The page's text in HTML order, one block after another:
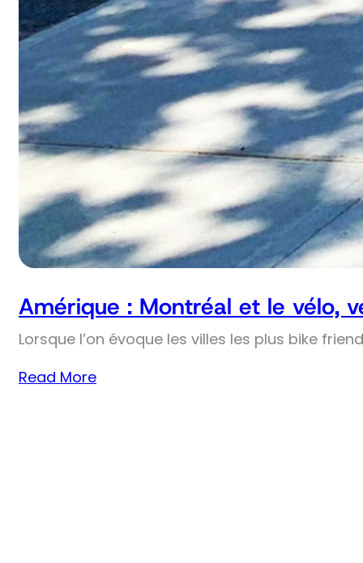
Amérique : Montréal et le vélo,
Lorsque l’on évoque les villes les plus bike
Read More